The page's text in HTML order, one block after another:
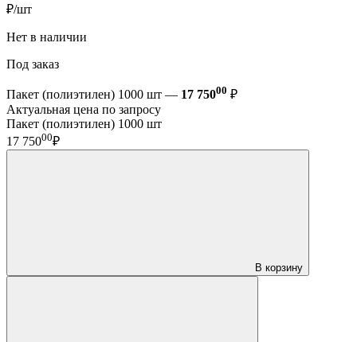
₽/шт
Нет в наличии
Под заказ
Пакет (полиэтилен) 1000 шт — 17 75000 ₽
Актуальная цена по запросу
Пакет (полиэтилен) 1000 шт
17 75000₽
В корзину